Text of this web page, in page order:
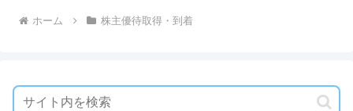
ホーム 株主優待取得・到着